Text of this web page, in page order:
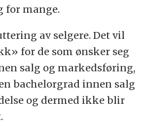
for mange.
av selgere. Det vil
for de som ønsker seg
salg og markedsføring,
bachelorgrad innen salg
og dermed ikke blir